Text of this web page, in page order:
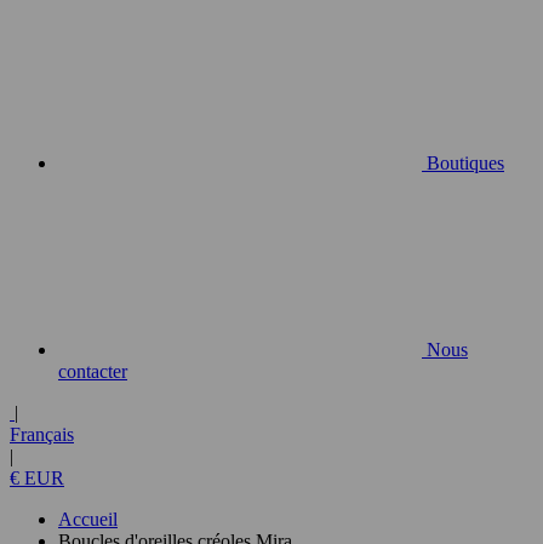
Boutiques
Nous
contacter
|
Français
|
€ EUR
Accueil